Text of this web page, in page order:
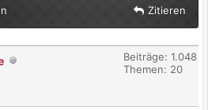
Zitieren
Beiträge: 1.048
Themen: 20